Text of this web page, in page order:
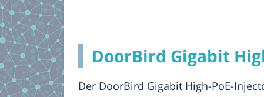
DoorBird Gigabit
Der DoorBird Gigabit High-PoE-